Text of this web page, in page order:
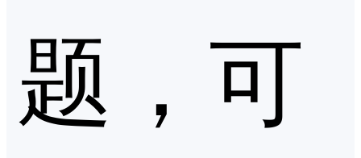
题，可